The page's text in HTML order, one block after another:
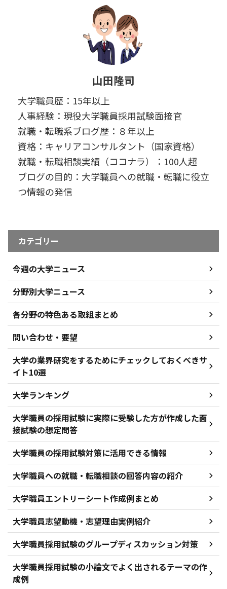
山田隆司
大学職員歴：15年以上
人事経験：現役大学職員採用試験面接官
就職・転職系ブログ歴：８年以上
資格：キャリアコンサルタント（国家資格）
就職・転職相談実績（ココナラ）：100人超
ブログの目的：大学職員への就職・転職に役立
つ情報の発信
カテゴリー
今週の大学ニュース
分野別大学ニュース
各分野の特色ある取組まとめ
問い合わせ・要望
大学の業界研究をするためにチェックしておくべきサ
イト10選
大学ランキング
大学職員の採用試験に実際に受験した方が作成した面
接試験の想定問答
大学職員の採用試験対策に活用できる情報
大学職員への就職・転職相談の回答内容の紹介
大学職員エントリーシート作成例まとめ
大学職員志望動機・志望理由実例紹介
大学職員採用試験のグループディスカッション対策
大学職員採用試験の小論文でよく出されるテーマの作
成例